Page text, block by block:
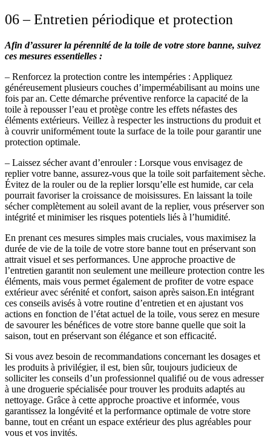
06 – Entretien périodique et protection
Afin d’assurer la pérennité de la toile de votre store banne, suivez
ces mesures essentielles :
– Renforcez la protection contre les intempéries : Appliquez
généreusement plusieurs couches d’imperméabilisant au moins une
fois par an. Cette démarche préventive renforce la capacité de la
toile à repousser l’eau et protège contre les effets néfastes des
éléments extérieurs. Veillez à respecter les instructions du produit et
à couvrir uniformément toute la surface de la toile pour garantir une
protection optimale.
– Laissez sécher avant d’enrouler : Lorsque vous envisagez de
replier votre banne, assurez-vous que la toile soit parfaitement sèche.
Évitez de la rouler ou de la replier lorsqu’elle est humide, car cela
pourrait favoriser la croissance de moisissures. En laissant la toile
sécher complètement au soleil avant de la replier, vous préserver son
intégrité et minimiser les risques potentiels liés à l’humidité.
En prenant ces mesures simples mais cruciales, vous maximisez la
durée de vie de la toile de votre store banne tout en préservant son
attrait visuel et ses performances. Une approche proactive de
l’entretien garantit non seulement une meilleure protection contre les
éléments, mais vous permet également de profiter de votre espace
extérieur avec sérénité et confort, saison après saison.En intégrant
ces conseils avisés à votre routine d’entretien et en ajustant vos
actions en fonction de l’état actuel de la toile, vous serez en mesure
de savourer les bénéfices de votre store banne quelle que soit la
saison, tout en préservant son élégance et son efficacité.
Si vous avez besoin de recommandations concernant les dosages et
les produits à privilégier, il est, bien sûr, toujours judicieux de
solliciter les conseils d’un professionnel qualifié ou de vous adresser
à une droguerie spécialisée pour trouver les produits adaptés au
nettoyage. Grâce à cette approche proactive et informée, vous
garantissez la longévité et la performance optimale de votre store
banne, tout en créant un espace extérieur des plus agréables pour
vous et vos invités.